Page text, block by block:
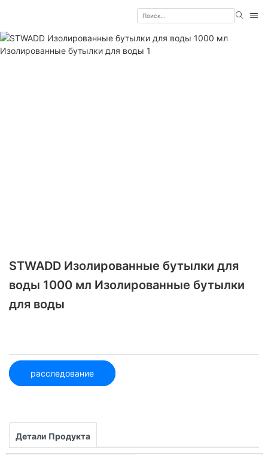
STWADD Изолированные бутылки для
воды 1000 мл Изолированные бутылки
для воды
расследование
Детали Продукта